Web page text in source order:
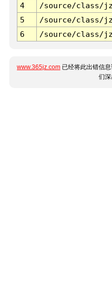
4
/source/class/
5
/source/class/
6
/source/class/
www.365jz.com 已经将此出错信
们